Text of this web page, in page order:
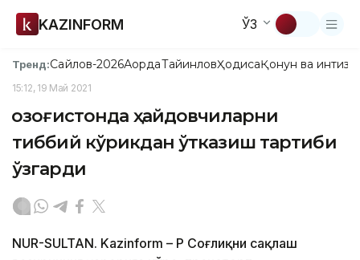
KAZINFORM ЎЗ
Тренд:Сайлов-2026АқордаТайинловҲодисаҚонун ва
15:12, 19 Май 2021
Қозоғистонда ҳайдовчиларни
тиббий кўрикдан ўтказиш тартиби
ўзгарди
NUR-SULTAN. Kazinform – ҚР Соғлиқни сақлаш